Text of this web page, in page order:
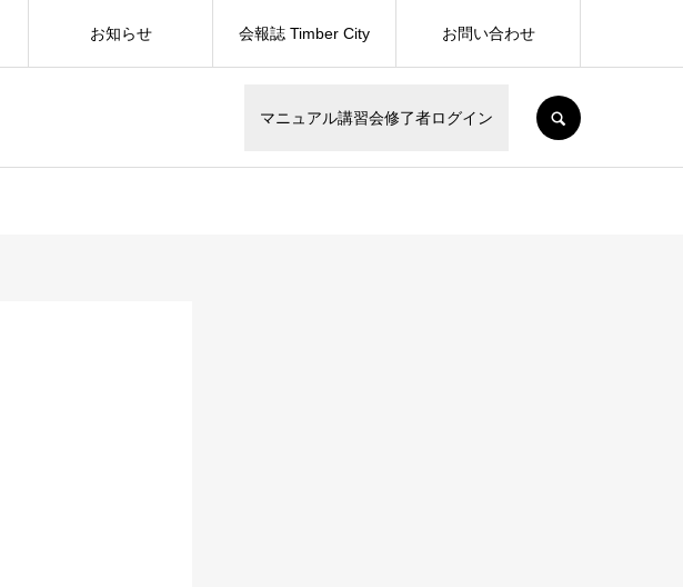
マニュアル講習会修了者ログイン
お知らせ 会報誌 Timber City お問い合わせ